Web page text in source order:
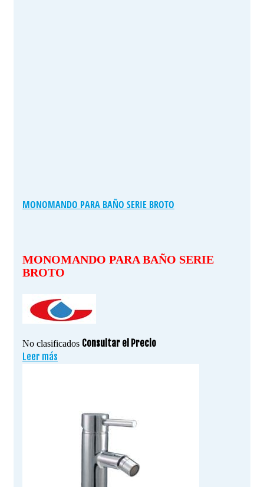
MONOMANDO PARA BAÑO SERIE BROTO
MONOMANDO PARA BAÑO SERIE
BROTO
No clasificados Consultar el Precio
Leer más